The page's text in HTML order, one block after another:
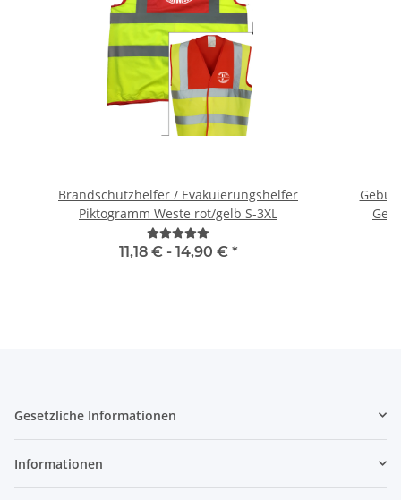
Brandschutzhelfer / Evakuierungshelfer
Piktogramm Weste rot/gelb S-3XL
11,18 € - 14,90 € *
Gesetzliche Informationen
Informationen